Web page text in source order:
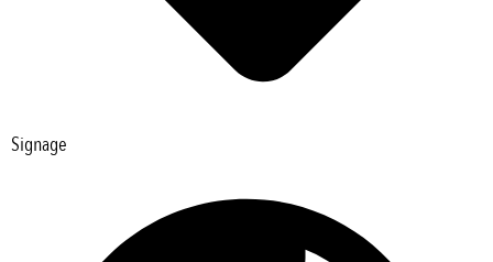
Signage